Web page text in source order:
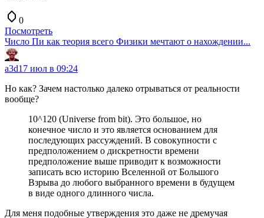
0
Посмотреть
Число Пи как теория всего Физики мечтают о нахождении...
a3d17 июл в 09:24
Но как? Зачем настолько далеко отрываться от реальности
вообще?
10^120 (Universe from bit). Это большое, но
конечное число и это является основанием для
последующих рассуждений. В совокупности с
предположением о дискретности времени
предположение выше приводит к возможности
записать всю историю Вселенной от Большого
Взрыва до любого выбранного времени в будущем
в виде одного длинного числа.
Для меня подобные утверждения это даже не дремучая